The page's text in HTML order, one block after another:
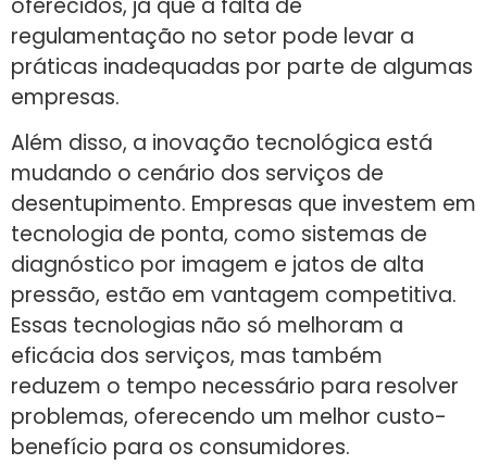
oferecidos, já que a falta de
regulamentação no setor pode levar a
práticas inadequadas por parte de algumas
empresas.
Além disso, a inovação tecnológica está
mudando o cenário dos serviços de
desentupimento. Empresas que investem em
tecnologia de ponta, como sistemas de
diagnóstico por imagem e jatos de alta
pressão, estão em vantagem competitiva.
Essas tecnologias não só melhoram a
eficácia dos serviços, mas também
reduzem o tempo necessário para resolver
problemas, oferecendo um melhor custo-
benefício para os consumidores.